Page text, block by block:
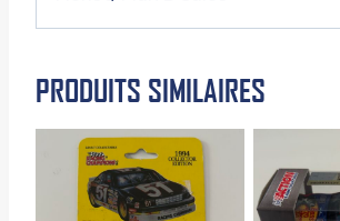
PRODUITS SIMILAIRES